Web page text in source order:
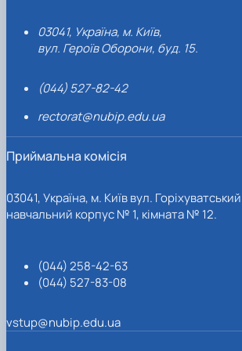
• у використанні фізичної культури в
адаптації інвалідів, дітей-сиріт;
• у зростаючому обсязі спортивного
та ролі телебачення у формуванні
життя;
• у розвитку фізкультурно-оздоровчої
інфраструктури з урахуванням інтересів
• у різних формах, методах і засобах,
ринку фізкультурно-оздоровчих і
підготовку здобувачів вищої освіти за
професійною програмою «Фізична
ступінь – бакалавр).
03041, Україна, м. Київ,
вул. Героїв Оборони, буд. 15.
(044) 527-82-42
rectorat@nubip.edu.ua
Приймальна комісія
03041, Україна, м. Київ вул.
навчальний корпус № 1, кімната № 12.
(044) 258-42-63
(044) 527-83-08
vstup@nubip.edu.ua